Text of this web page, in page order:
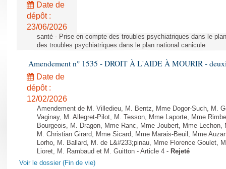
Date de
dépôt :
23/06/2026
santé - Prise en compte des troubles psychiatriques dans le
des troubles psychiatriques dans le plan national canicule
Amendement n° 1535 - DROIT À L'AIDE À MOURIR -
Date de
dépôt :
12/02/2026
Amendement de M. Villedieu, M. Bentz, Mme Dogor-Such, M.
Vaginay, M. Allegret-Pilot, M. Tesson, Mme Laporte, Mme
Bourgeois, M. Dragon, Mme Ranc, Mme Joubert, Mme
M. Christian Girard, Mme Sicard, Mme Marais-Beuil, Mme
Lorho, M. Ballard, M. de L&#233;pinau, Mme Florence Goulet,
Lioret, M. Rambaud et M. Guitton - Article 4 - Rejeté
Voir le dossier (Fin de vie)